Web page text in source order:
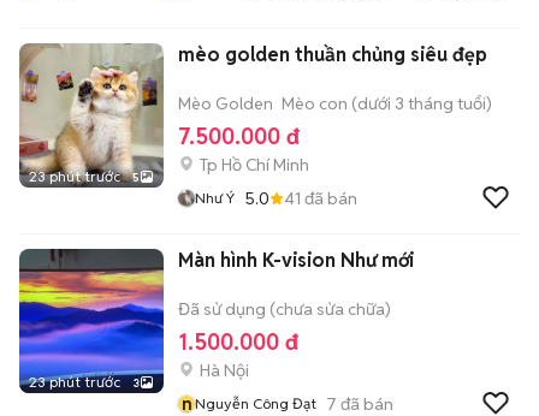
23 phút trước 5
mèo golden thuần chủng siêu đẹp
Mèo Golden Mèo con (dưới 3 tháng tuổi)
7.500.000 đ
Tp Hồ Chí Minh
Như Ý 5.0 41 đã bán
23 phút trước 3
Màn hình K-vision Như mới
Đã sử dụng (chưa sửa chữa)
1.500.000 đ
Hà Nội
nNguyễn Công Đạt 7 đã bán